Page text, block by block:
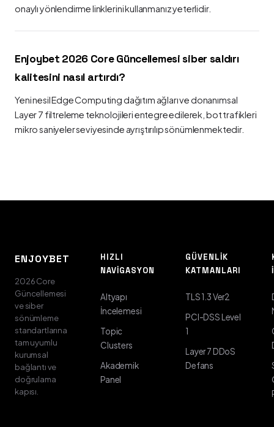
onaylı yönlendirme linklerini kullanmanız yeterlidir.
Enjoybet 2026 Core Güncellemesi siber saldırı
kalitesini nasıl artırdı?
Yeni nesil Edge Computing dağıtım ağları ve donanımsal
Layer 7 filtreleme teknolojileri entegre edilerek, bot trafikleri
mikro saniyeler seviyesinde ayrıştırılıp sönümlenmektedir.
ENJOYBET
2026 Core
Güncellemesi
ve siber
sönümleme
standartlarına
tam uyumlu
kurumsal
bağlantı ve
doğrulama
kapısı.
HIZLI
NAVIGASYON
Altyapı
İncelemesi
Topic
Clusters
Akademik
Panel
GÜVENLIK
KATMANLARI
TLS 1.3 Ver2
PCI-DSS Level
1
Layer 7 DDoS
Defans